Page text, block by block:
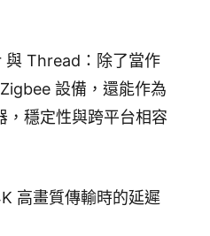
Thread：除了當作
設備，還能作為
穩定性與跨平台相容
高畫質傳輸時的延遲